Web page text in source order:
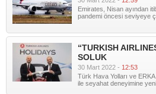
Emirates, Nisan ayından
pandemi öncesi seviyeye
“TURKISH
SOLUK
30 Mart 2022 - 12:53
Türk Hava Yolları ve
ile seyahat deneyimine yeni